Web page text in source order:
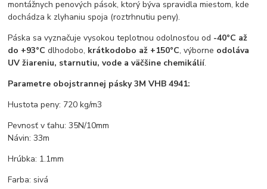
montážnych penových pások, ktorý býva spravidla miestom, kde
dochádza k zlyhaniu spoja (roztrhnutiu peny).
Páska sa vyznačuje vysokou teplotnou odolnosťou od -40°C až
do +93°C dlhodobo, krátkodobo až +150°C, výborne odoláva
UV žiareniu, starnutiu, vode a väčšine chemikálií.
Parametre obojstrannej pásky 3M VHB 4941:
Hustota peny: 720 kg/m3
Pevnosť v ťahu: 35N/10mm
Návin: 33m
Hrúbka: 1.1mm
Farba: sivá